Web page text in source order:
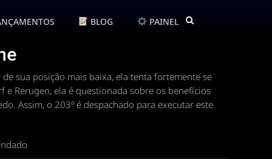
BLOG PAINEL
sua posição mais baixa, ela tenta fortemente se
Rerugen, ela é questionada sobre os benefícios
Assim, o 203º é despachado para executar este